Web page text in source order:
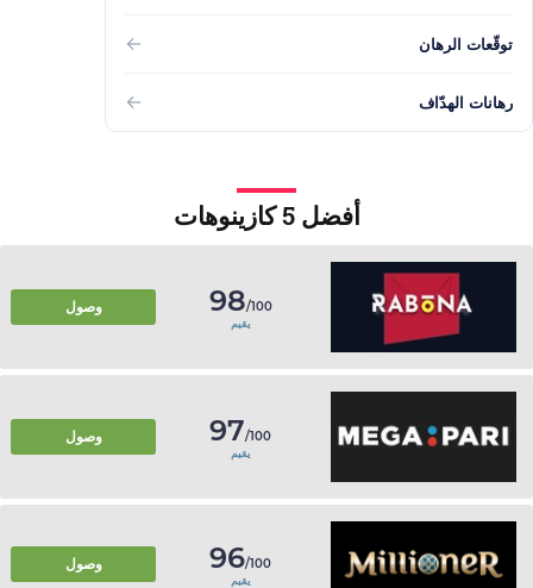
توقّعات الرهان ←
رهانات الهدّاف ←
أفضل 5 كازينوهات
98/100
يقيم
وصول
97/100
يقيم
وصول
96/100
يقيم
وصول